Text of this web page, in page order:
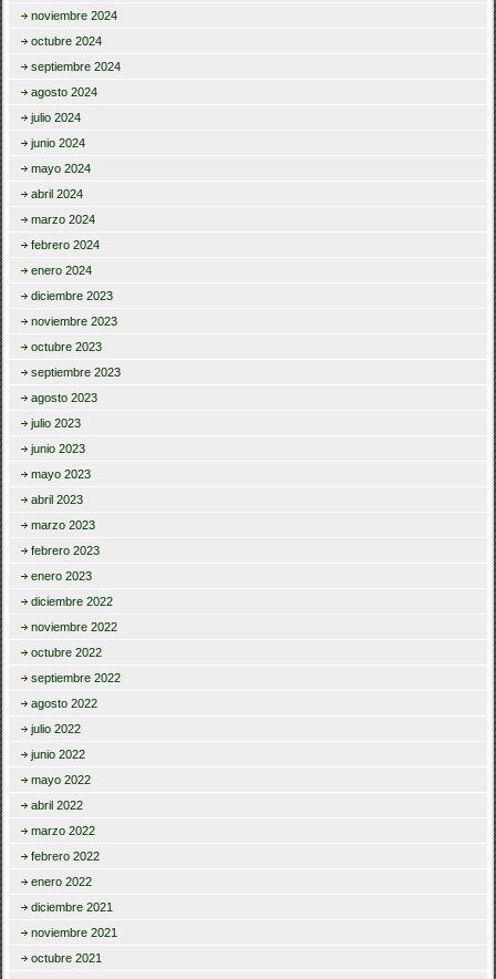
noviembre 2024
octubre 2024
septiembre 2024
agosto 2024
julio 2024
junio 2024
mayo 2024
abril 2024
marzo 2024
febrero 2024
enero 2024
diciembre 2023
noviembre 2023
octubre 2023
septiembre 2023
agosto 2023
julio 2023
junio 2023
mayo 2023
abril 2023
marzo 2023
febrero 2023
enero 2023
diciembre 2022
noviembre 2022
octubre 2022
septiembre 2022
agosto 2022
julio 2022
junio 2022
mayo 2022
abril 2022
marzo 2022
febrero 2022
enero 2022
diciembre 2021
noviembre 2021
octubre 2021